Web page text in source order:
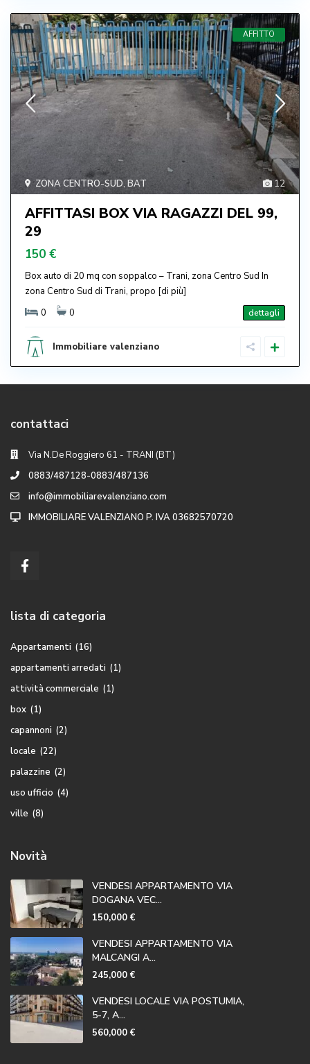
12
ZONA CENTRO-SUD, BAT
AFFITTO
AFFITTASI BOX VIA RAGAZZI DEL 99,
29
150 €
Box auto di 20 mq con soppalco – Trani, zona Centro Sud In
zona Centro Sud di Trani, propo [di più]
0
0 dettagli
Immobiliare valenziano
contattaci
Via N.De Roggiero 61 - TRANI (BT)
0883/487128-0883/487136
info@immobiliarevalenziano.com
IMMOBILIARE VALENZIANO P. IVA 03682570720
lista di categoria
Appartamenti (16)
appartamenti arredati (1)
attività commerciale (1)
box (1)
capannoni (2)
locale (22)
palazzine (2)
uso ufficio (4)
ville (8)
Novità
VENDESI APPARTAMENTO VIA
DOGANA VEC...
150,000 €
VENDESI APPARTAMENTO VIA
MALCANGI A...
245,000 €
VENDESI LOCALE VIA POSTUMIA,
5-7, A...
560,000 €